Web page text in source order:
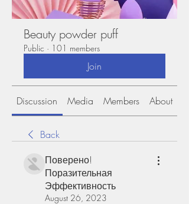
Beauty powder puff
Public · 101 members
Join
Discussion Media Members About
Back
Поверено!
Поразительная
Эффективность
August 26, 2023